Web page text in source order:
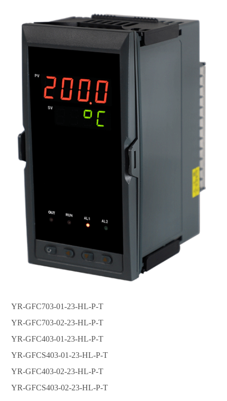
YR-GFC703-01-23-HL-P-T
YR-GFC703-02-23-HL-P-T
YR-GFC403-01-23-HL-P-T
YR-GFCS403-01-23-HL-P-T
YR-GFC403-02-23-HL-P-T
YR-GFCS403-02-23-HL-P-T